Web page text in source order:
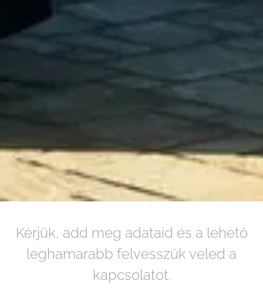
Kérjük, add meg adataid és a lehető
leghamarabb felvesszük veled a
kapcsolatot.